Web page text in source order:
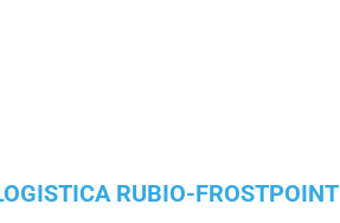
RUBIO-FROSTPOINT